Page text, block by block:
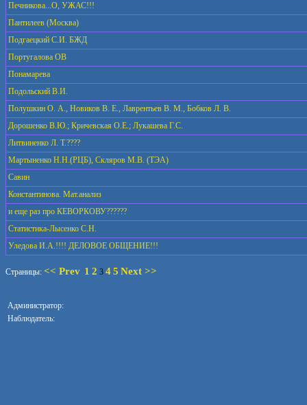
Печникова...О, УЖАС!!!
Пантилеев (Москва)
Подгаецкий С.И. БЖД
Португалова ОВ
Понамарева
Подольский В.И.
Полушкин О. А., Новиков В. Е., Лаврентьев В. М., Бобков Л. В.
Дорошенко В.Ю.; Кричевская О.Е.; Лукашева Г.С.
Литвиненко Л. Т.????
Мартыненко Н.Н.(РЦБ), Скляров М.В. (ТЭА)
Савин
Константинова. Мат.анализ
и еще раз про КЕВОРКОВУ??????
Статистика-Лысенко С.Н.
Уледова И.А.!!!! ДЕЛОВОЕ ОБЩЕНИЕ!!!
Страницы: << Prev 1 2 3 45 Next >>
Администратор:
Наблюдатель: